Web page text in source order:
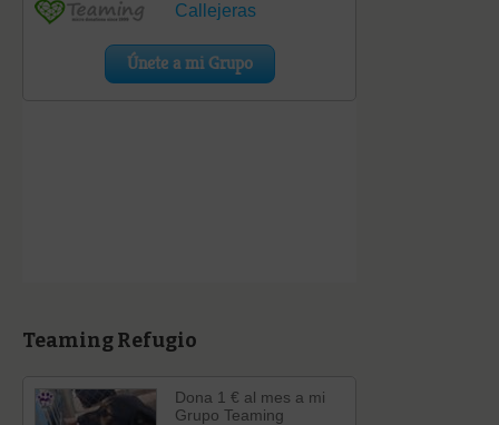
Teaming Refugio